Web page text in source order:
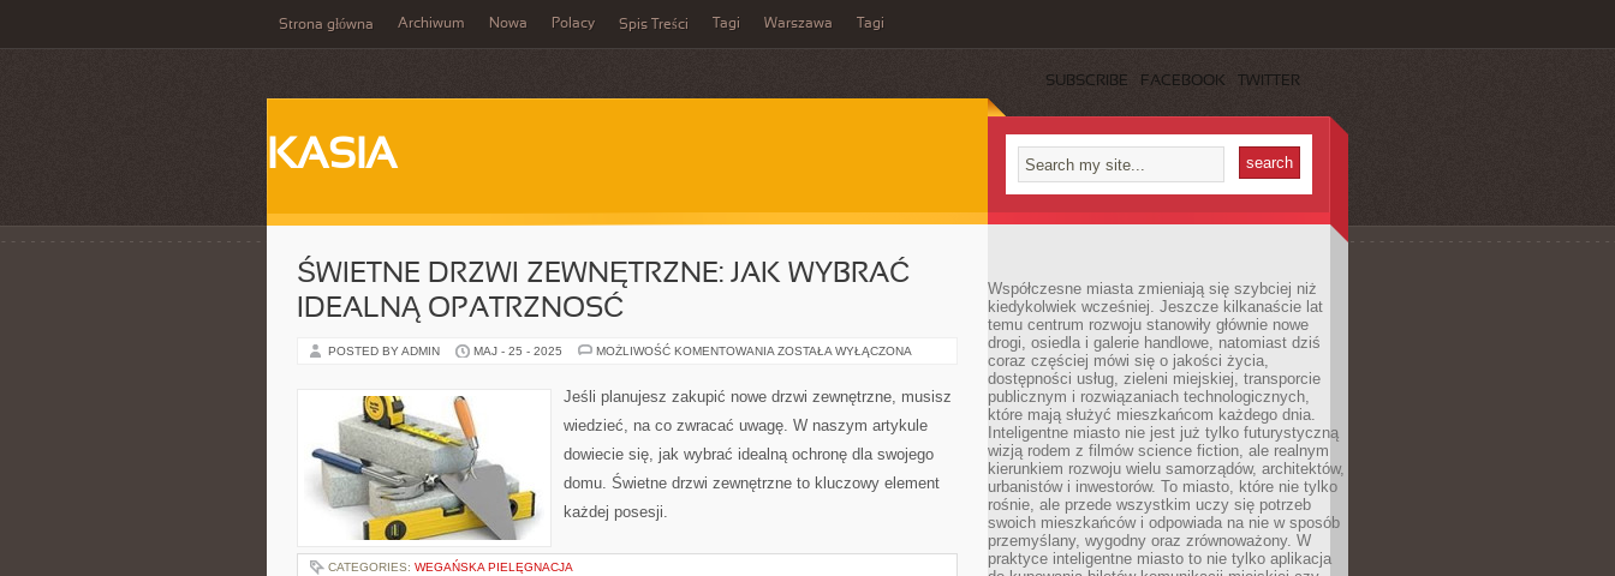
Strona główna Archiwum Nowa Polacy Spis Treści Tagi Warszawa Tagi
SUBSCRIBE FACEBOOK TWITTER
KASIA
ŚWIETNE DRZWI ZEWNĘTRZNE: JAK WYBRAĆ
IDEALNĄ OPATRZNOSĆ
POSTED BY ADMIN MAJ - 25 - 2025 MOŻLIWOŚĆ KOMENTOWANIA ŚWIETNE
JAK
WYBRAĆ
OPATRZNOSĆ
ZOSTAŁA WYŁĄCZONA
Jeśli planujesz zakupić nowe drzwi zewnętrzne, musisz
wiedzieć, na co zwracać uwagę. W naszym artykule
dowiecie się, jak wybrać idealną ochronę dla swojego
domu. Świetne drzwi zewnętrzne to kluczowy element
każdej posesji.
CATEGORIES: WEGAŃSKA PIELĘGNACJA
Współczesne miasta zmieniają się szybciej niż
kiedykolwiek wcześniej. Jeszcze kilkanaście lat
temu centrum rozwoju stanowiły głównie nowe
drogi, osiedla i galerie handlowe, natomiast dziś
coraz częściej mówi się o jakości życia,
dostępności usług, zieleni miejskiej, transporcie
publicznym i rozwiązaniach technologicznych,
które mają służyć mieszkańcom każdego dnia.
Inteligentne miasto nie jest już tylko futurystyczną
wizją rodem z filmów science fiction, ale realnym
kierunkiem rozwoju wielu samorządów, architektów,
urbanistów i inwestorów. To miasto, które nie tylko
rośnie, ale przede wszystkim uczy się potrzeb
swoich mieszkańców i odpowiada na nie w sposób
przemyślany, wygodny oraz zrównoważony. W
praktyce inteligentne miasto to nie tylko aplikacja